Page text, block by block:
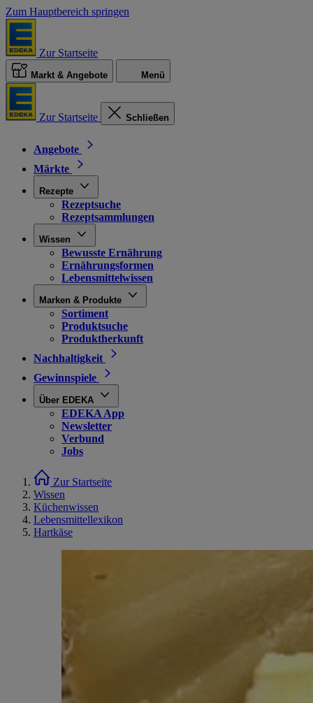
Zum Hauptbereich springen
Zur Startseite
Markt & Angebote Menü
Zur Startseite Schließen
Angebote
Märkte
Rezepte
Rezeptsuche
Rezeptsammlungen
Wissen
Bewusste Ernährung
Ernährungsformen
Lebensmittelwissen
Marken & Produkte
Sortiment
Produktsuche
Produktherkunft
Nachhaltigkeit
Gewinnspiele
Über EDEKA
EDEKA App
Newsletter
Verbund
Jobs
Zur Startseite
Wissen
Küchenwissen
Lebensmittellexikon
Hartkäse